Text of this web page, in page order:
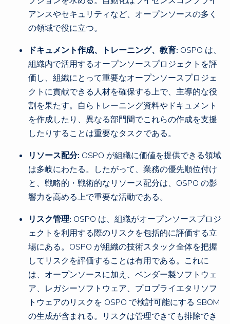
アンスやセキュリティなど、オープンソースの多く
の領域で役に立つ。
ドキュメント作成、トレーニング、教育: OSPO は、
組織内で活用するオープンソースプロジェクトを評
価し、組織にとって重要なオープンソースプロジェ
クトに貢献できる人材を確保する上で、主導的な役
割を果たす。自らトレーニング資料やドキュメント
を作成したり、異なる部門間でこれらの作成を支援
したりすることは重要なタスクである。
リソース配分: OSPO が組織に価値を提供できる領域
は多岐にわたる。したがって、業務の優先順位付け
と、戦略的・戦術的なリソース配分は、OSPO の影
響力を高める上で重要な活動である。
リスク管理: OSPO は、組織がオープンソースプロジ
ェクトを利用する際のリスクを包括的に評価する立
場にある。OSPO が組織の技術スタック全体を把握
してリスクを評価することは有用である。これに
は、オープンソースに加え、ベンダー製ソフトウェ
ア、レガシーソフトウェア、プロプライエタリソフ
トウェアのリスクを OSPO で検討可能にする SBOM
の生成が含まれる。リスクは管理できても排除でき